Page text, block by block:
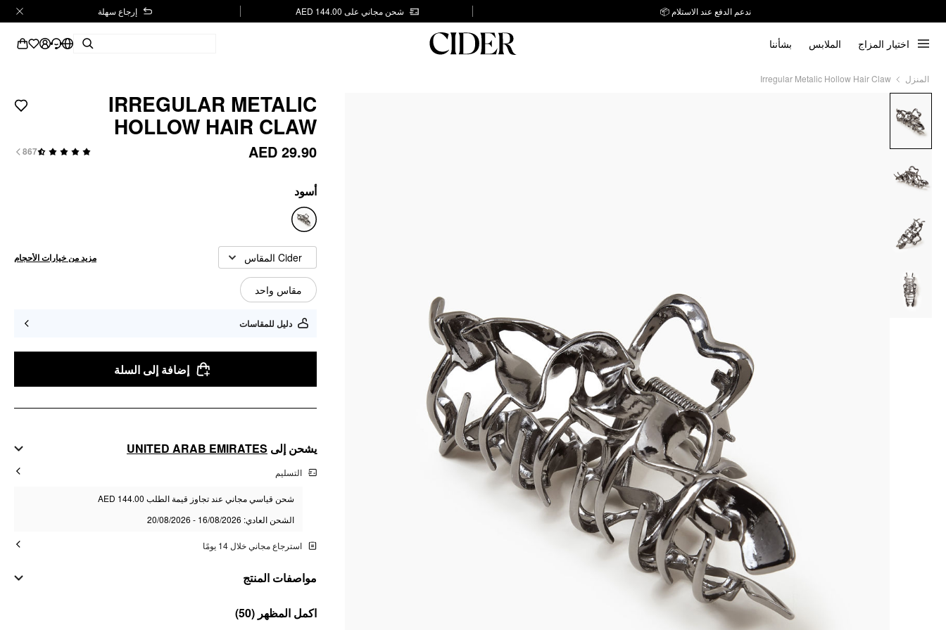
ندعم الدفع عند الاستلام 📦 شحن مجاني على AED 144.00 إرجاع سهلة
اختيار المزاج الملابس بشأننا
المنزل Irregular Metalic Hollow Hair Claw
IRREGULAR METALIC
HOLLOW HAIR CLAW
AED 29.90
867
أسود
Cider المقاس مزيد من خيارات الأحجام
مقاس واحد
دليل للمقاسات
إضافة إلى السلة
يشحن إلى UNITED ARAB EMIRATES
التسليم
شحن قياسي مجاني عند تجاوز قيمة الطلب AED 144.00
الشحن العادي: 16/08/2026 - 20/08/2026
استرجاع مجاني خلال 14 يومًا
مواصفات المنتج
مواد
اكمل المظهر (50)